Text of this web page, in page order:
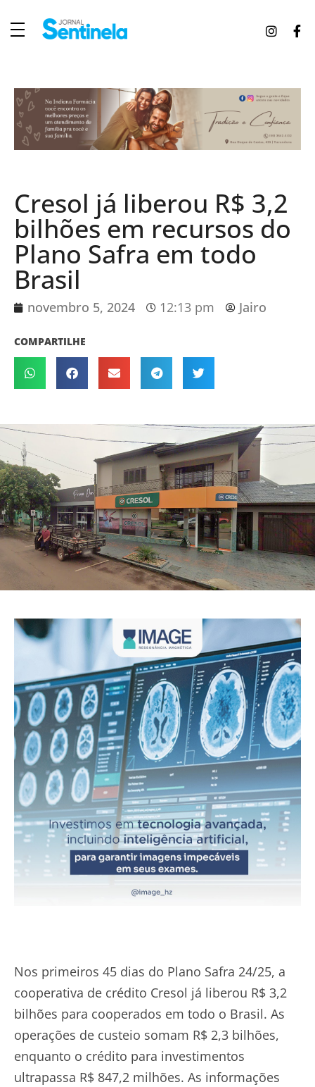
Cresol já liberou R$ 3,2
bilhões em recursos do
Plano Safra em todo
Brasil
novembro 5, 2024 12:13 pm Jairo
COMPARTILHE
Nos primeiros 45 dias do Plano Safra 24/25, a
cooperativa de crédito Cresol já liberou R$ 3,2
bilhões para cooperados em todo o Brasil. As
operações de custeio somam R$ 2,3 bilhões,
enquanto o crédito para investimentos
ultrapassa R$ 847,2 milhões. As informações